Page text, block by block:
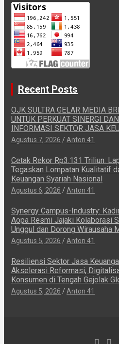
Recent Posts
OJK SULTRA GELAR MEDIA
UNTUK PERKUAT SINERGI
INFORMASI SEKTOR JASA
Agustus 7, 2026 Anton 41
Cetak Rekor Rp3.131 Triliun:
Tegaskan Lompatan Kualitatif
Keuangan Syariah Nasional
Agustus 6, 2026 Anton 41
Synergy Campus-Industry:
Aopa Resmi Jajaki Kolaborasi
Unggul dan Dorong Wirausaha
Agustus 5, 2026 Anton 41
Resiliensi Sektor Jasa
Akselerasi Reformasi,
Konsumen di Tengah Gejolak
Agustus 5, 2026 Anton 41